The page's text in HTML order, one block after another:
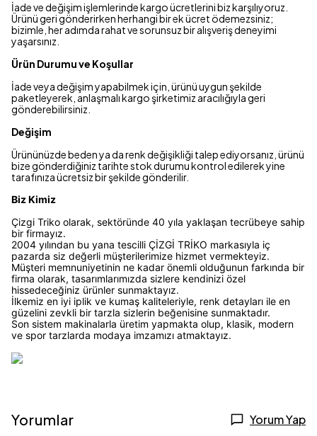
İade ve değişim işlemlerinde kargo ücretlerini biz karşılıyoruz.
Ürünü geri gönderirken herhangi bir ek ücret ödemezsiniz;
bizimle, her adımda rahat ve sorunsuz bir alışveriş deneyimi
yaşarsınız.
Ürün Durumu ve Koşullar
İade veya değişim yapabilmek için, ürünü uygun şekilde
paketleyerek, anlaşmalı kargo şirketimiz aracılığıyla geri
gönderebilirsiniz.
Değişim
Ürününüzde beden ya da renk değişikliği talep ediyorsanız, ürünü
bize gönderdiğiniz tarihte stok durumu kontrol edilerek yine
tarafınıza ücretsiz bir şekilde gönderilir.
Biz Kimiz
Çizgi Triko olarak, sektöründe 40 yıla yaklaşan tecrübeye sahip
bir firmayız.
2004 yılından bu yana tescilli ÇİZGİ TRİKO markasıyla iç
pazarda siz değerli müşterilerimize hizmet vermekteyiz.
Müşteri memnuniyetinin ne kadar önemli olduğunun farkında bir
firma olarak, tasarımlarımızda sizlere kendinizi özel
hissedeceğiniz ürünler sunmaktayız.
İlkemiz en iyi iplik ve kumaş kaliteleriyle, renk detayları ile en
güzelini zevkli bir tarzla sizlerin beğenisine sunmaktadır.
Son sistem makinalarla üretim yapmakta olup, klasik, modern
ve spor tarzlarda modaya imzamızı atmaktayız.
Yorumlar Yorum Yap